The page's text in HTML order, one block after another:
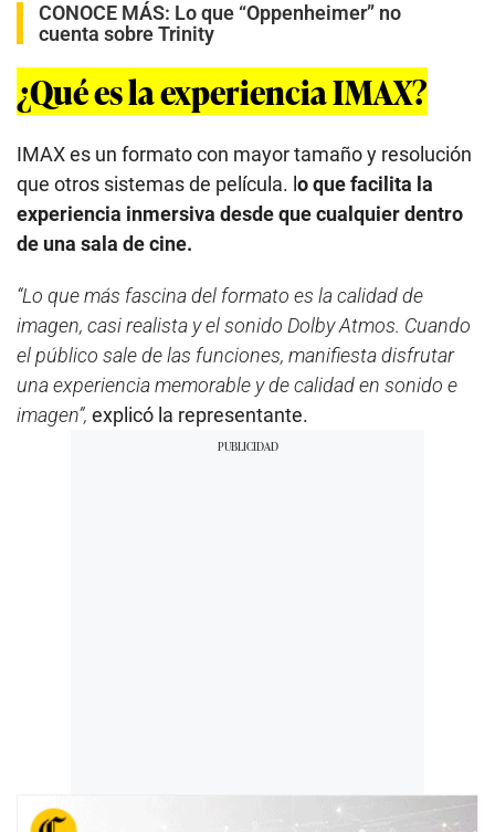
CONOCE MÁS: Lo que “Oppenheimer” no
cuenta sobre Trinity
¿Qué es la experiencia IMAX?
IMAX es un formato con mayor tamaño y resolución
que otros sistemas de película. lo que facilita la
experiencia inmersiva desde que cualquier dentro
de una sala de cine.
“Lo que más fascina del formato es la calidad de
imagen, casi realista y el sonido Dolby Atmos. Cuando
el público sale de las funciones, manifiesta disfrutar
una experiencia memorable y de calidad en sonido e
imagen”, explicó la representante.